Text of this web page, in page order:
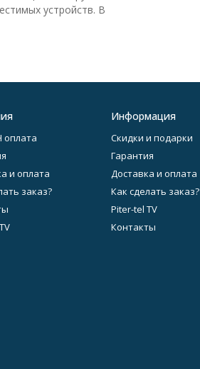
устройств. В
и оплата
заказ?
Информация
Скидки и подарки
Гарантия
Доставка и оплата
Как сделать заказ?
Piter-tel TV
Контакты